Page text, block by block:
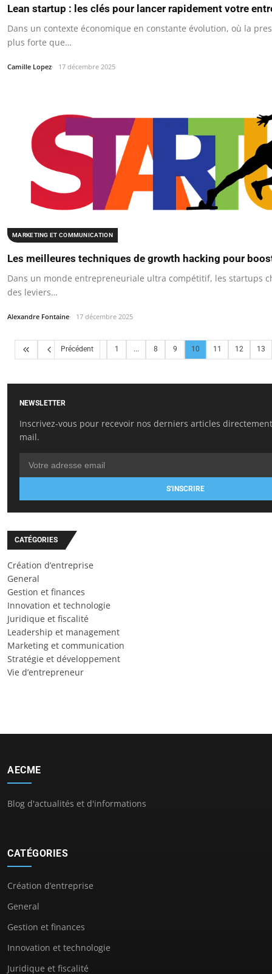
Lean startup : les clés pour lancer rapidement votre
Dans un contexte économique en constante évolution, où la
plus forte que…
Camille Lopez 17 décembre 2025
MARKETING ET COMMUNICATION
Les meilleures techniques de growth hacking pour
Dans un monde entrepreneuriale ultra compétitif, les startups
des leviers…
Alexandre Fontaine 17 décembre 2025
Précédent 1 ... 8 9 10 11 12 13
NEWSLETTER
Inscrivez-vous pour recevoir nos derniers articles
mail.
S'INSCRIRE
CATÉGORIES
Création d’entreprise
General
Gestion et finances
Innovation et technologie
Juridique et fiscalité
Leadership et management
Marketing et communication
Stratégie et développement
Vie d’entrepreneur
AECME
Blog d'actualités et d'informations
CATÉGORIES
Création d’entreprise
General
Gestion et finances
Innovation et technologie
Juridique et fiscalité